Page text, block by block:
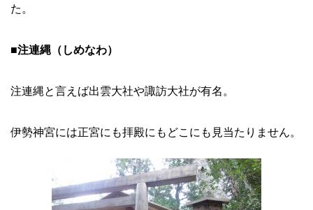
た。
■注連縄（しめなわ）
注連縄と言えば出雲大社や諏訪大社が有名。
伊勢神宮には正宮にも拝殿にもどこにも見当たりません。